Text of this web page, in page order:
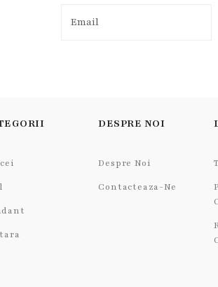
DESPRE NOI
Despre Noi
Contacteaza-Ne